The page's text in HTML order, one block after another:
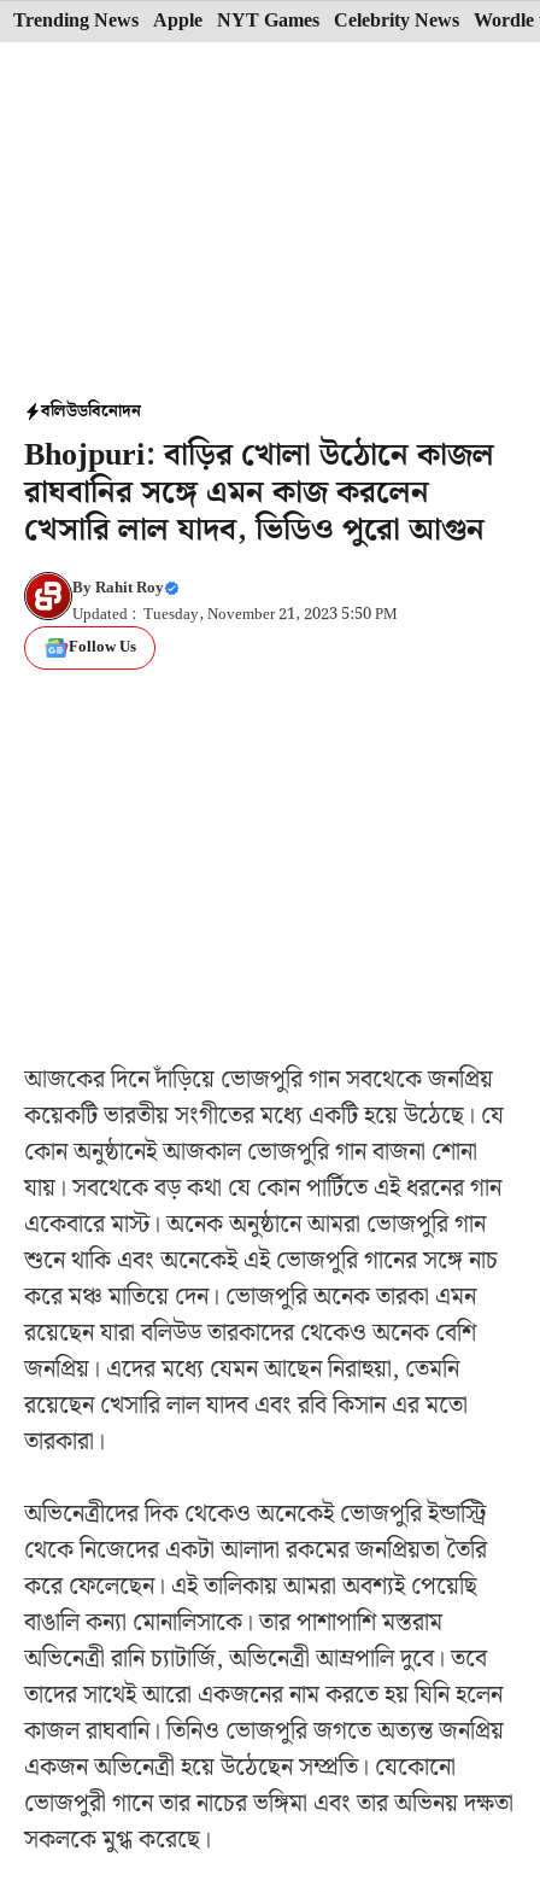
Skip
to
Trending News Apple NYT Games Celebrity News Wordle
বলিউডবিনোদন
Bhojpuri: বাড়ির খোলা উঠোনে কাজল
রাঘবানির সঙ্গে এমন কাজ করলেন
খেসারি লাল যাদব, ভিডিও পুরো আগুন
ByRahit Roy
Updated : Tuesday, November 21, 2023 5:50 PM
Follow Us
আজকের দিনে দাঁড়িয়ে ভোজপুরি গান সবথেকে জনপ্রিয়
কয়েকটি ভারতীয় সংগীতের মধ্যে একটি হয়ে উঠেছে। যে
কোন অনুষ্ঠানেই আজকাল ভোজপুরি গান বাজনা শোনা
যায়। সবথেকে বড় কথা যে কোন পার্টিতে এই ধরনের গান
একেবারে মাস্ট। অনেক অনুষ্ঠানে আমরা ভোজপুরি গান
শুনে থাকি এবং অনেকেই এই ভোজপুরি গানের সঙ্গে নাচ
করে মঞ্চ মাতিয়ে দেন। ভোজপুরি অনেক তারকা এমন
রয়েছেন যারা বলিউড তারকাদের থেকেও অনেক বেশি
জনপ্রিয়। এদের মধ্যে যেমন আছেন নিরাহুয়া, তেমনি
রয়েছেন খেসারি লাল যাদব এবং রবি কিসান এর মতো
তারকারা।
অভিনেত্রীদের দিক থেকেও অনেকেই ভোজপুরি ইন্ডাস্ট্রি
থেকে নিজেদের একটা আলাদা রকমের জনপ্রিয়তা তৈরি
করে ফেলেছেন। এই তালিকায় আমরা অবশ্যই পেয়েছি
বাঙালি কন্যা মোনালিসাকে। তার পাশাপাশি মস্তরাম
অভিনেত্রী রানি চ্যাটার্জি, অভিনেত্রী আম্রপালি দুবে। তবে
তাদের সাথেই আরো একজনের নাম করতে হয় যিনি হলেন
কাজল রাঘবানি। তিনিও ভোজপুরি জগতে অত্যন্ত জনপ্রিয়
একজন অভিনেত্রী হয়ে উঠেছেন সম্প্রতি। যেকোনো
ভোজপুরী গানে তার নাচের ভঙ্গিমা এবং তার অভিনয় দক্ষতা
সকলকে মুগ্ধ করেছে।